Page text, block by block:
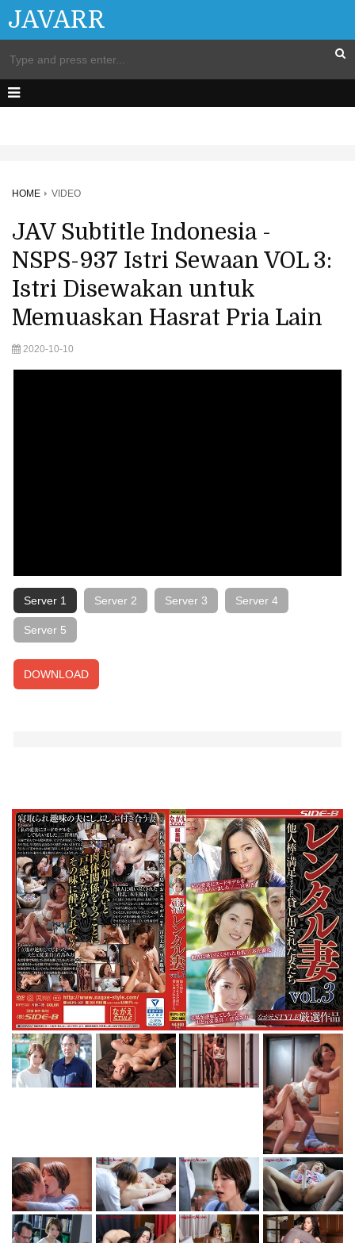
JAVARR
HOME VIDEO
JAV Subtitle Indonesia -
NSPS-937 Istri Sewaan VOL 3:
Istri Disewakan untuk
Memuaskan Hasrat Pria Lain
2020-10-10
Server 1 Server 2 Server 3 Server 4
Server 5
DOWNLOAD